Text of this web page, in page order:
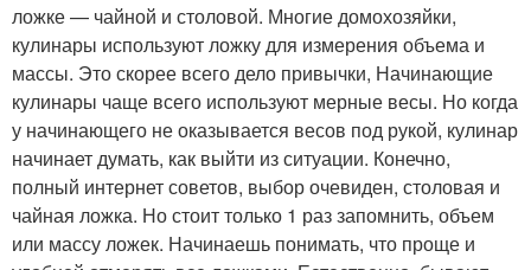
Уксус в ложке Воды в ложке
Ложки в миллилитрах Воды в неполной ложке
Дрожжей в десертной
ложке — чайной и столовой. Многие домохозяйки,
кулинары используют ложку для измерения объема и
массы. Это скорее всего дело привычки, Начинающие
кулинары чаще всего используют мерные весы. Но когда
у начинающего не оказывается весов под рукой, кулинар
начинает думать, как выйти из ситуации. Конечно,
полный интернет советов, выбор очевиден, столовая и
чайная ложка. Но стоит только 1 раз запомнить, объем
или массу ложек. Начинаешь понимать, что проще и